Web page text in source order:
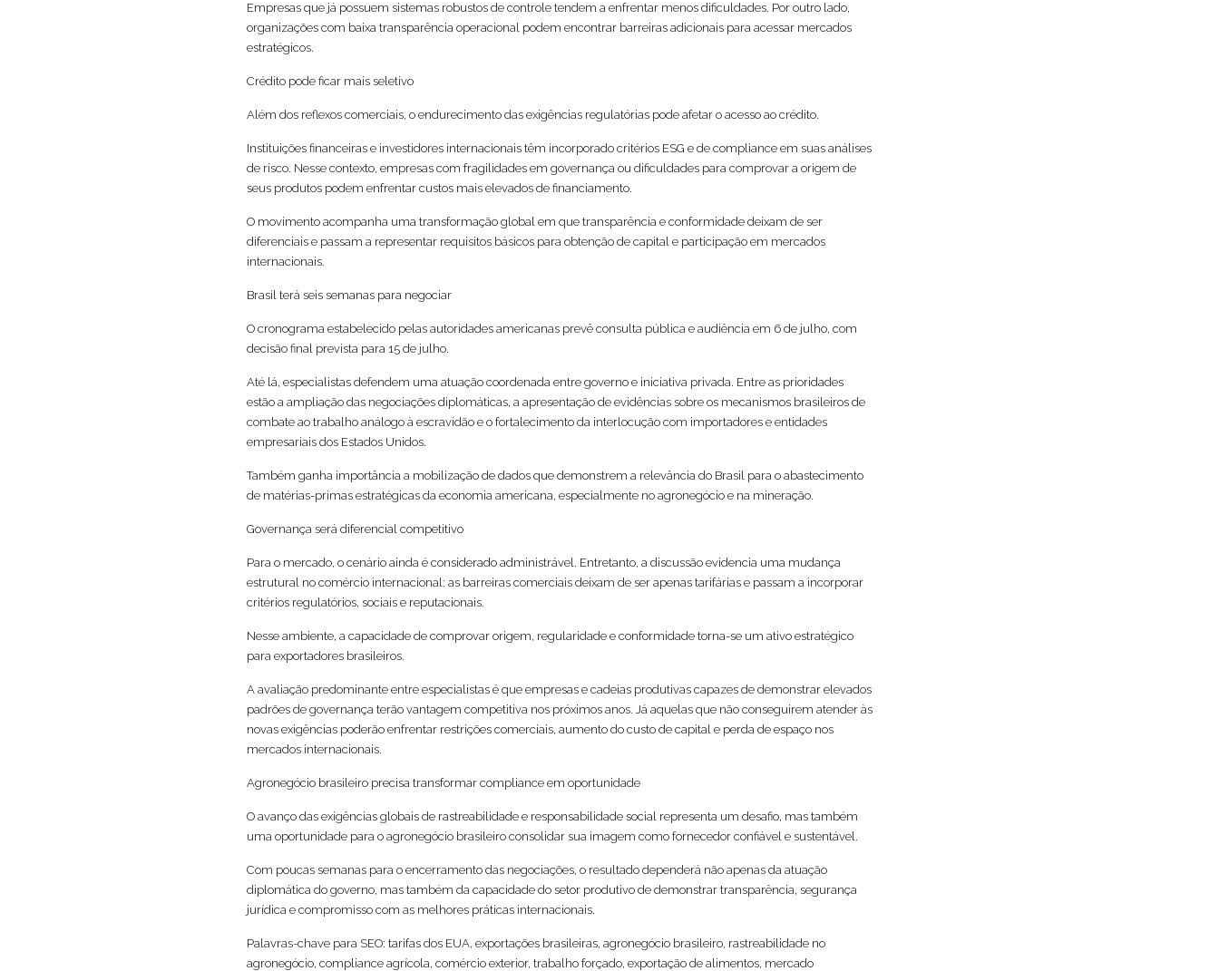
Empresas que já possuem sistemas robustos de controle tendem a enfrentar menos dificuldades. Por outro lado,
organizações com baixa transparência operacional podem encontrar barreiras adicionais para acessar mercados
estratégicos.
Crédito pode ficar mais seletivo
Além dos reflexos comerciais, o endurecimento das exigências regulatórias pode afetar o acesso ao crédito.
Instituições financeiras e investidores internacionais têm incorporado critérios ESG e de compliance em suas análises
de risco. Nesse contexto, empresas com fragilidades em governança ou dificuldades para comprovar a origem de
seus produtos podem enfrentar custos mais elevados de financiamento.
O movimento acompanha uma transformação global em que transparência e conformidade deixam de ser
diferenciais e passam a representar requisitos básicos para obtenção de capital e participação em mercados
internacionais.
Brasil terá seis semanas para negociar
O cronograma estabelecido pelas autoridades americanas prevê consulta pública e audiência em 6 de julho, com
decisão final prevista para 15 de julho.
Até lá, especialistas defendem uma atuação coordenada entre governo e iniciativa privada. Entre as prioridades
estão a ampliação das negociações diplomáticas, a apresentação de evidências sobre os mecanismos brasileiros de
combate ao trabalho análogo à escravidão e o fortalecimento da interlocução com importadores e entidades
empresariais dos Estados Unidos.
Também ganha importância a mobilização de dados que demonstrem a relevância do Brasil para o abastecimento
de matérias-primas estratégicas da economia americana, especialmente no agronegócio e na mineração.
Governança será diferencial competitivo
Para o mercado, o cenário ainda é considerado administrável. Entretanto, a discussão evidencia uma mudança
estrutural no comércio internacional: as barreiras comerciais deixam de ser apenas tarifárias e passam a incorporar
critérios regulatórios, sociais e reputacionais.
Nesse ambiente, a capacidade de comprovar origem, regularidade e conformidade torna-se um ativo estratégico
para exportadores brasileiros.
A avaliação predominante entre especialistas é que empresas e cadeias produtivas capazes de demonstrar elevados
padrões de governança terão vantagem competitiva nos próximos anos. Já aquelas que não conseguirem atender às
novas exigências poderão enfrentar restrições comerciais, aumento do custo de capital e perda de espaço nos
mercados internacionais.
Agronegócio brasileiro precisa transformar compliance em oportunidade
O avanço das exigências globais de rastreabilidade e responsabilidade social representa um desafio, mas também
uma oportunidade para o agronegócio brasileiro consolidar sua imagem como fornecedor confiável e sustentável.
Com poucas semanas para o encerramento das negociações, o resultado dependerá não apenas da atuação
diplomática do governo, mas também da capacidade do setor produtivo de demonstrar transparência, segurança
jurídica e compromisso com as melhores práticas internacionais.
Palavras-chave para SEO: tarifas dos EUA, exportações brasileiras, agronegócio brasileiro, rastreabilidade no
agronegócio, compliance agrícola, comércio exterior, trabalho forçado, exportação de alimentos, mercado